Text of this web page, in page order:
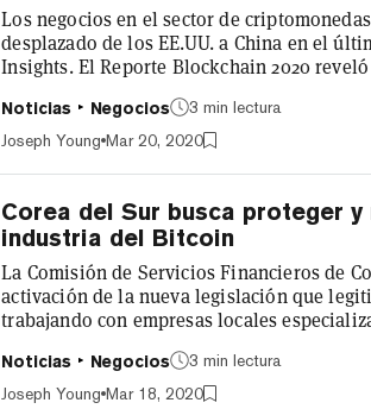
Los negocios en el sector de
desplazado de los EE.UU. a China en el
Insights. El Reporte Blockchain 2020
con sede en EE.UU., con sólo un 2% para
la participación de los EE.UU. en los
Noticias Negocios
3 min lectura
Joseph Young Mar 20, 2020
Corea del Sur busca proteger
industria del Bitcoin
La Comisión de Servicios Financieros de
activación de la nueva legislación que
trabajando con empresas locales especializadas
criptomonedas se registren ante las
a las directrices del Grupo de Acción
Noticias Negocios
3 min lectura
Joseph Young Mar 18, 2020